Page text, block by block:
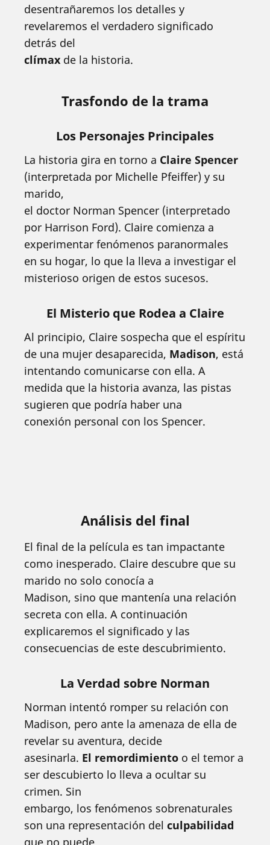
desentrañaremos los detalles y
revelaremos el verdadero significado
detrás del
clímax de la historia.
Trasfondo de la trama
Los Personajes Principales
La historia gira en torno a Claire Spencer
(interpretada por Michelle Pfeiffer) y su
marido,
el doctor Norman Spencer (interpretado
por Harrison Ford). Claire comienza a
experimentar fenómenos paranormales
en su hogar, lo que la lleva a investigar el
misterioso origen de estos sucesos.
El Misterio que Rodea a Claire
Al principio, Claire sospecha que el espíritu
de una mujer desaparecida, Madison, está
intentando comunicarse con ella. A
medida que la historia avanza, las pistas
sugieren que podría haber una
conexión personal con los Spencer.
Análisis del final
El final de la película es tan impactante
como inesperado. Claire descubre que su
marido no solo conocía a
Madison, sino que mantenía una relación
secreta con ella. A continuación
explicaremos el significado y las
consecuencias de este descubrimiento.
La Verdad sobre Norman
Norman intentó romper su relación con
Madison, pero ante la amenaza de ella de
revelar su aventura, decide
asesinarla. El remordimiento o el temor a
ser descubierto lo lleva a ocultar su
crimen. Sin
embargo, los fenómenos sobrenaturales
son una representación del culpabilidad
que no puede